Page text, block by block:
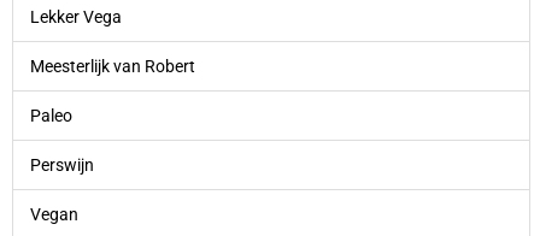
Lekker Vega
Meesterlijk van Robert
Paleo
Perswijn
Vegan